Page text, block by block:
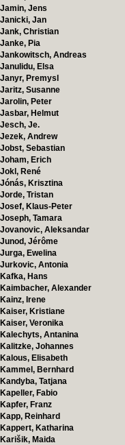
Jamin, Jens
Janicki, Jan
Jank, Christian
Janke, Pia
Jankowitsch, Andreas
Janulidu, Elsa
Janyr, Premysl
Jaritz, Susanne
Jarolin, Peter
Jasbar, Helmut
Jesch, Je.
Jezek, Andrew
Jobst, Sebastian
Joham, Erich
Jokl, René
Jónás, Krisztina
Jorde, Tristan
Josef, Klaus-Peter
Joseph, Tamara
Jovanovic, Aleksandar
Junod, Jérôme
Jurga, Ewelina
Jurkovic, Antonia
Kafka, Hans
Kaimbacher, Alexander
Kainz, Irene
Kaiser, Kristiane
Kaiser, Veronika
Kalechyts, Antanina
Kalitzke, Johannes
Kalous, Elisabeth
Kammel, Bernhard
Kandyba, Tatjana
Kapeller, Fabio
Kapfer, Franz
Kapp, Reinhard
Kappert, Katharina
Karišik, Maida